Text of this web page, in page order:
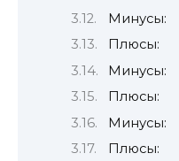
Минусы:
Плюсы:
Минусы:
Плюсы:
Минусы:
Плюсы: